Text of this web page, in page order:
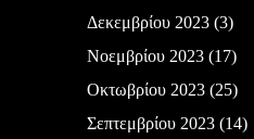
Δεκεμβρίου 2023(3)
Νοεμβρίου 2023(17)
Οκτωβρίου 2023(25)
Σεπτεμβρίου 2023(14)